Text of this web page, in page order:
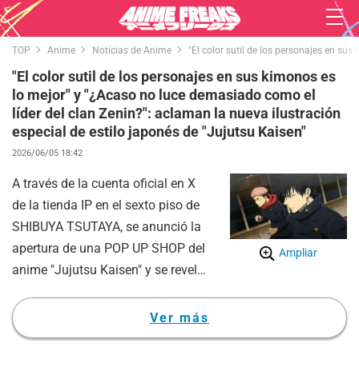
TOP Anime Noticias de Anime "El color sutil de los personajes en
"El color sutil de los personajes en sus kimonos es
lo mejor" y "¿Acaso no luce demasiado como el
líder del clan Zenin?": aclaman la nueva ilustración
especial de estilo japonés de "Jujutsu Kaisen"
2026/06/05 18:42
Ampliar
A través de la cuenta oficial en X
de la tienda IP en el sexto piso de
SHIBUYA TSUTAYA, se anunció la
apertura de una POP UP SHOP del
anime "Jujutsu Kaisen" y se reveló
con temática tradicional japonesa
("Wa"), lo cual ha causado un
Ver más